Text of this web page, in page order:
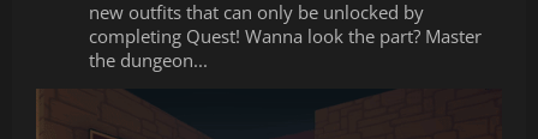
new outfits that can only be unlocked by
completing Quest! Wanna look the part? Master
the dungeon...